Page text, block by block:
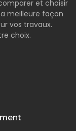
et choisir
meilleure façon
vos travaux.
choix.